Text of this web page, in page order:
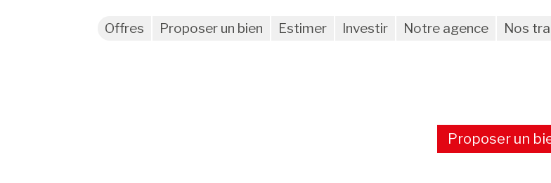
Offres Proposer un bien Estimer Investir Notre agence Nos
Proposer un